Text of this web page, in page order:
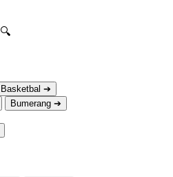
🔍
Basketbal ➔
Bumerang ➔